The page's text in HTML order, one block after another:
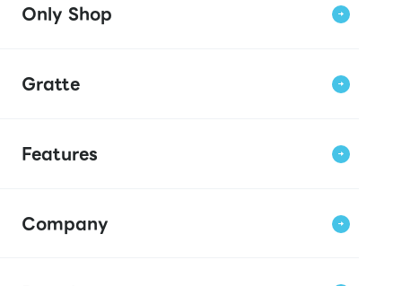
Only Shop
Gratte
Features
Company